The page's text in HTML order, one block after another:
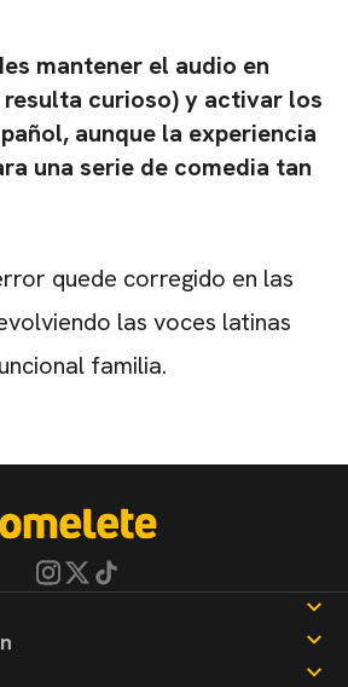
mantener el audio en
curioso) y activar los
aunque la experiencia
una serie de comedia tan
quede corregido en las
las voces latinas
familia.